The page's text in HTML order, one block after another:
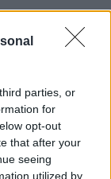
parties, or
for
opt-out
that after your
seeing
utilized by
- Milešovka
střídač • mzda